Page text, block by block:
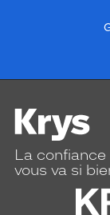
La confiance
vous va si